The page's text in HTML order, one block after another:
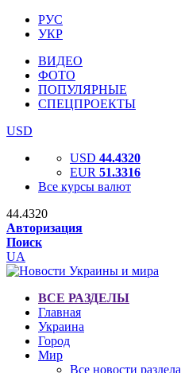
РУС
УКР
ВИДЕО
ФОТО
ПОПУЛЯРНЫЕ
СПЕЦПРОЕКТЫ
USD
USD 44.4320
EUR 51.3316
Все курсы валют
44.4320
Авторизация
Поиск
UA
ВСЕ РАЗДЕЛЫ
Главная
Украина
Город
Мир
Все новости раздела